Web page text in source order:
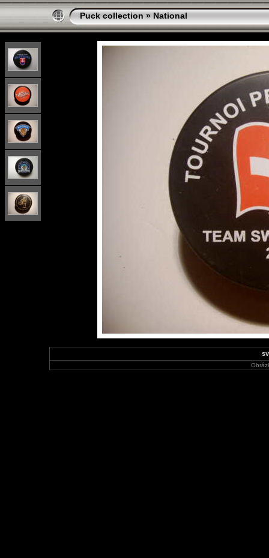
Puck collection » National